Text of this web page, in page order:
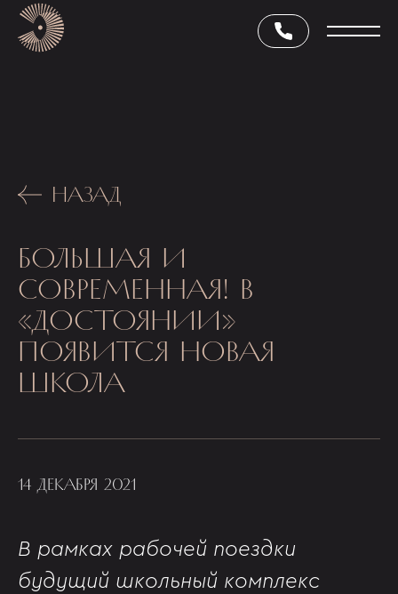
НАЗАД
БОЛЬШАЯ И
СОВРЕМЕННАЯ! В
«ДОСТОЯНИИ»
ПОЯВИТСЯ НОВАЯ
ШКОЛА
14 ДЕКАБРЯ 2021
В рамках рабочей поездки
будущий школьный комплекс